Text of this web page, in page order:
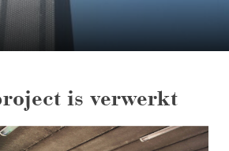
is verwerkt